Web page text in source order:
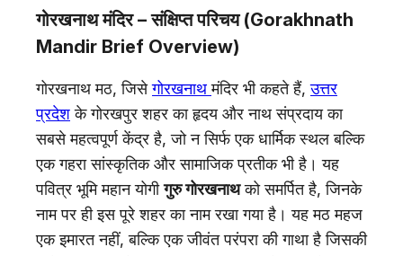
गोरखनाथ मंदिर – संक्षिप्त परिचय (Gorakhnath
Mandir Brief Overview)
गोरखनाथ मठ, जिसेगोरखनाथमंदिर भी कहते हैं,उत्तर
प्रदेशके गोरखपुर शहर का हृदय और नाथ संप्रदाय का
सबसे महत्वपूर्ण केंद्र है, जो न सिर्फ एक धार्मिक स्थल बल्कि
एक गहरा सांस्कृतिक और सामाजिक प्रतीक भी है। यह
पवित्र भूमि महान योगीगुरु गोरखनाथको समर्पित है, जिनके
नाम पर ही इस पूरे शहर का नाम रखा गया है। यह मठ महज
एक इमारत नहीं, बल्कि एक जीवंत परंपरा की गाथा है जिसकी